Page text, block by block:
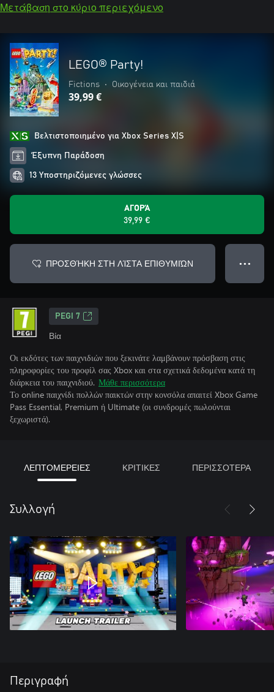
Μετάβαση στο κύριο περιεχόμενο
LEGO® Party!
Fictions • Οικογένεια και παιδιά
39,99 €
Βελτιστοποιημένο για Xbox Series X|S
Έξυπνη Παράδοση
13 Υποστηριζόμενες γλώσσες
ΑΓΟΡΆ
39,99 €
ΠΡΟΣΘΉΚΗ ΣΤΗ ΛΊΣΤΑ ΕΠΙΘΥΜΙΏΝ ● ● ●
PEGI 7
Βία
Οι εκδότες των παιχνιδιών που ξεκινάτε λαμβάνουν πρόσβαση στις
πληροφορίες του προφίλ σας Xbox και στα σχετικά δεδομένα κατά τη
διάρκεια του παιχνιδιού. Μάθε περισσότερα
Το online παιχνίδι πολλών παικτών στην κονσόλα απαιτεί Xbox Game
Pass Essential, Premium ή Ultimate (οι συνδρομές πωλούνται
ξεχωριστά).
ΛΕΠΤΟΜΕΡΕΙΕΣ ΚΡΙΤΙΚΕΣ ΠΕΡΙΣΣΟΤΕΡΑ
Συλλογή
Περιγραφή